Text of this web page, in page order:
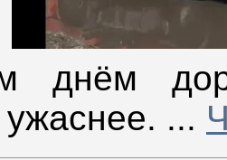
днём
...